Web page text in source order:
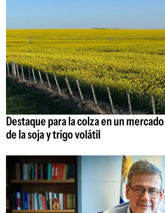
Destaque para la colza en un
de la soja y trigo volátil